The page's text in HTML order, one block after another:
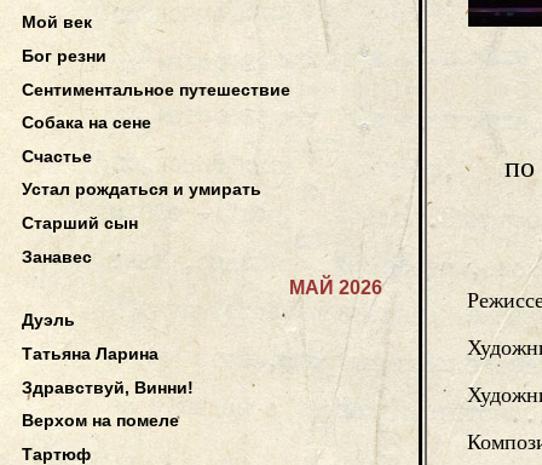
по
Мой век
Бог резни
Сентиментальное путешествие
Собака на сене
Счастье
Устал рождаться и умирать
Старший сын
Занавес
МАЙ 2026
Дуэль
Татьяна Ларина
Здравствуй, Винни!
Верхом на помеле
Тартюф